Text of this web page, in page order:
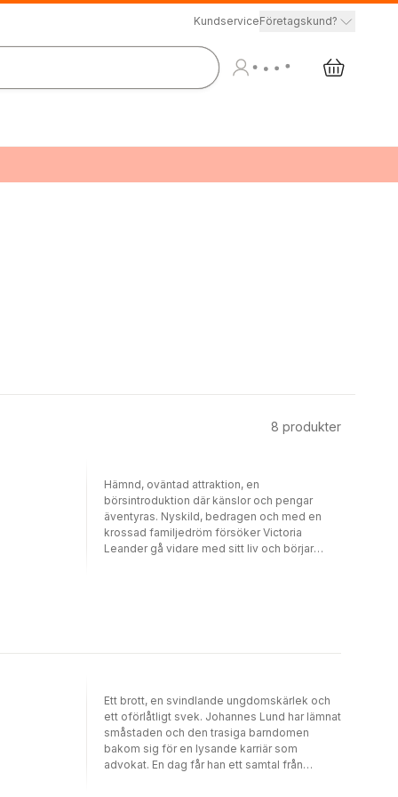
KundserviceFöretagskund?
8 produkter
Hämnd, oväntad attraktion, en
börsintroduktion där känslor och pengar
äventyras. Nyskild, bedragen och med en
krossad familjedröm försöker Victoria
Leander gå vidare med sitt liv och börjar
hämnas på sin exman blir den yngre Erik och
hans bolag brickor i hennes spel. Men snart
uppstår känslor ingen kan råda över.
Ett brott, en svindlande ungdomskärlek och
ett oförlåtligt svek. Johannes Lund har lämnat
småstaden och den trasiga barndomen
bakom sig för en lysande karriär som
advokat. En dag får han ett samtal från